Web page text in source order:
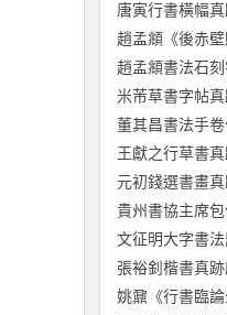
趙孟頫《後赤
趙孟頫書法石
米芾草書字帖
董其昌書法手
貴州書協主席
文征明大字書法
姚鼐《行書臨